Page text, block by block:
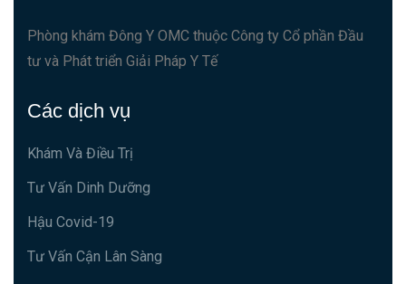
Phòng khám Đông Y OMC thuộc Công ty Cổ phần Đầu
tư và Phát triển Giải Pháp Y Tế
Các dịch vụ
Khám Và Điều Trị
Tư Vấn Dinh Dưỡng
Hậu Covid-19
Tư Vấn Cận Lân Sàng